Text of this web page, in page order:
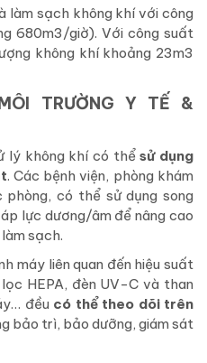
làm sạch không khí với công
680m3/giờ). Với công suất
không khí khoảng 23m3
TRƯỜNG Y TẾ &
lý không khí có thểsử dụng
. Các bệnh viện, phòng khám
có thể sử dụng song
lực dương/âm để nâng cao
sạch.
máy liên quan đến hiệu suất
HEPA, đèn UV-C và than
đều có thể theo dõi trên
bảo trì, bảo dưỡng, giám sát